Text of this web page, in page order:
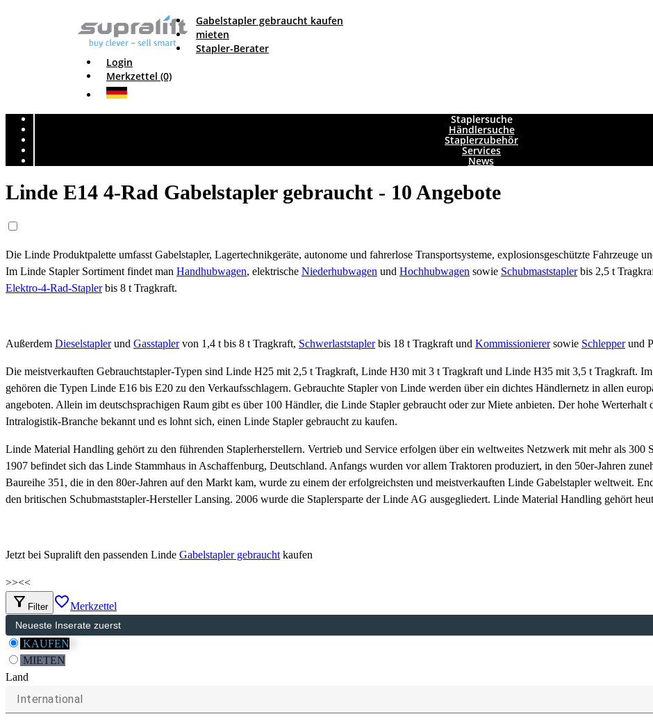
Gabelstapler gebraucht kaufen
mieten
Stapler-Berater
Login
Merkzettel (0)
Staplersuche
Händlersuche
Staplerzubehör
Services
News
Linde E14 4-Rad Gabelstapler gebraucht - 10 Angebote
Die Linde Produktpalette umfasst Gabelstapler, Lagertechnikgeräte, autonome und fahrerlose Transportsysteme, explosionsgeschützte Fahrzeuge
Im Linde Stapler Sortiment findet man Handhubwagen, elektrische Niederhubwagen und Hochhubwagen sowie Schubmaststaplerbis 2,5 t
Elektro-4-Rad-Staplerbis 8 t Tragkraft.
Außerdem Dieselstaplerund Gasstaplervon 1,4 t bis 8 t Tragkraft, Schwerlaststaplerbis 18 t Tragkraft und Kommissionierersowie Schlepperund
Die meistverkauften Gebrauchtstapler-Typen sind Linde H25 mit 2,5 t Tragkraft, Linde H30 mit 3 t Tragkraft und Linde H35 mit 3,5 t Tragkraft.
gehören die Typen Linde E16 bis E20 zu den Verkaufsschlagern. Gebrauchte Stapler von Linde werden über ein dichtes Händlernetz in allen
angeboten. Allein im deutschsprachigen Raum gibt es über 100 Händler, die Linde Stapler gebraucht oder zur Miete anbieten. Der hohe Werterhalt
Intralogistik-Branche bekannt und es lohnt sich, einen Linde Stapler gebraucht zu kaufen.
Linde Material Handling gehört zu den führenden Staplerherstellern. Vertrieb und Service erfolgen über ein weltweites Netzwerk mit mehr als 300
1907 befindet sich das Linde Stammhaus in Aschaffenburg, Deutschland. Anfangs wurden vor allem Traktoren produziert, in den 50er-Jahren
Baureihe 351, die in den 80er-Jahren auf den Markt kam, wurde zu einem der erfolgreichsten und meistverkauften Linde Gabelstapler weltweit.
den britischen Schubmaststapler-Hersteller Lansing. 2006 wurde die Staplersparte der Linde AG ausgegliedert. Linde Material Handling gehört
Jetzt bei Supralift den passenden Linde Gabelstapler gebrauchtkaufen
>><<
filter_alt Filter favorite_borderMerkzettel
KAUFEN
MIETEN
Land
International